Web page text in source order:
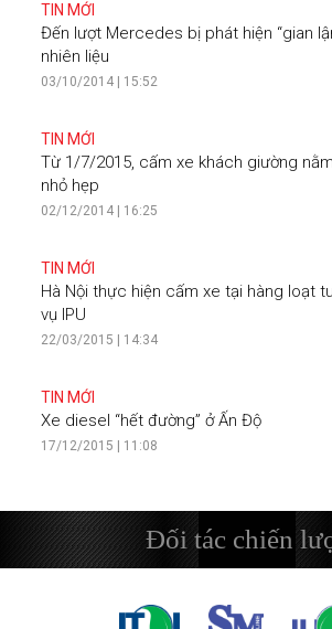
TIN MỚI
Đến lượt Mercedes bị phát hiện “gian
nhiên liệu
03/10/2014 | 15:52
TIN MỚI
Từ 1/7/2015, cấm xe khách giường
nhỏ hẹp
02/12/2014 | 16:25
TIN MỚI
Hà Nội thực hiện cấm xe tại hàng loạt
vụ IPU
22/03/2015 | 14:34
TIN MỚI
Xe diesel “hết đường” ở Ấn Độ
17/12/2015 | 11:08
Đối tác chiến